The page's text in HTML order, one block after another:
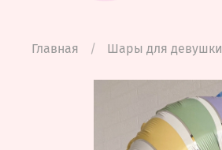
Главная Шары для девушки